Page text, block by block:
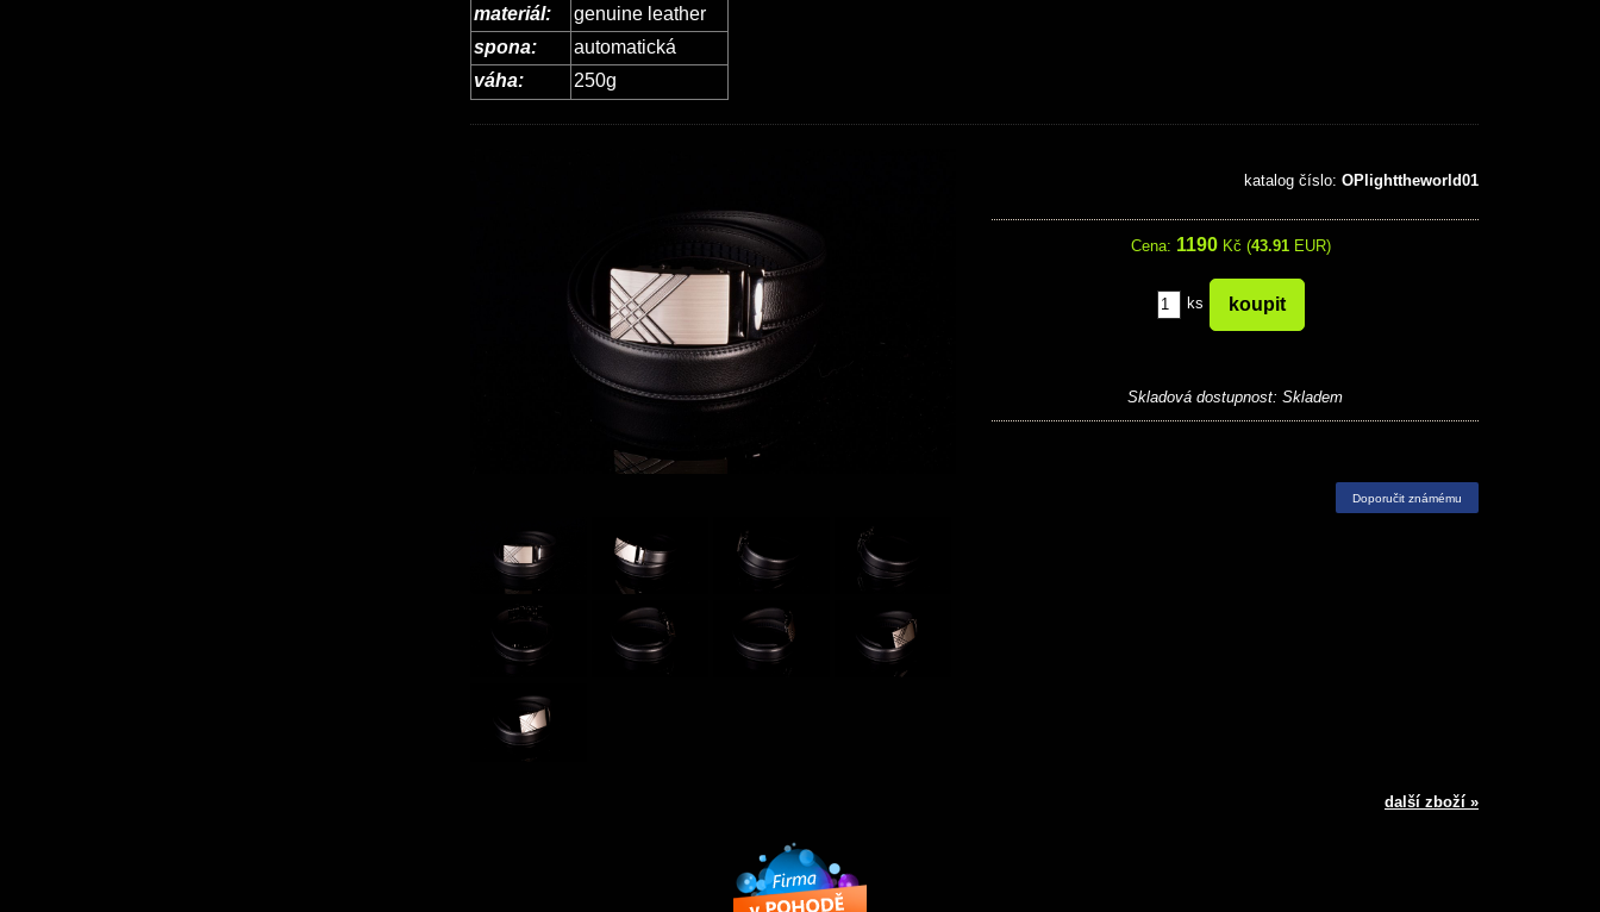
materiál:
genuine leather
spona:
automatická
váha:
250g
katalog číslo: OPlighttheworld01
Cena: 1190 Kč (43.91EUR)
ks
Skladová dostupnost:Skladem
Doporučit známému
další zboží »